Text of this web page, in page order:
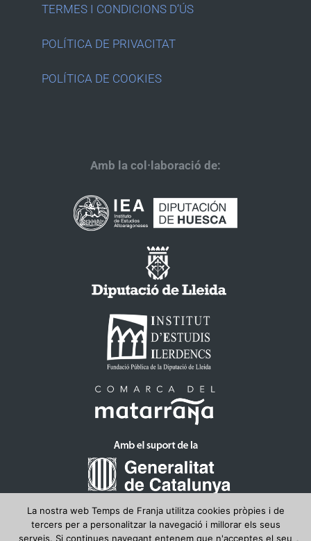
TERMES I CONDICIONS D’ÚS
POLÍTICA DE PRIVACITAT
POLÍTICA DE COOKIES
Amb la col·laboració de:
La nostra web Temps de Franja utilitza cookies pròpies i de
tercers per a personalitzar la navegació i millorar els seus
serveis. Si continues navegant entenem que n'acceptes el seu